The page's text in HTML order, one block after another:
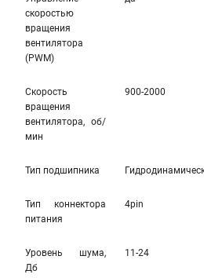
скоростью
вращения
вентилятора
(PWM)
Скорость
вращения
вентилятора, об/
мин
900-2000
Тип подшипника
Тип коннектора
питания
4pin
Уровень шума,
Дб
11-24